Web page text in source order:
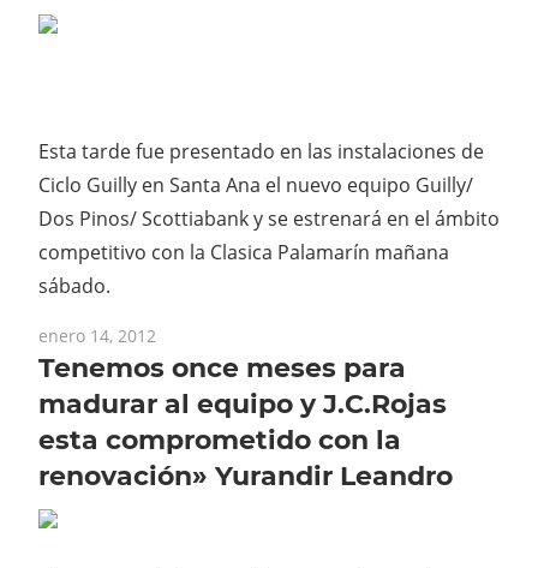
Esta tarde fue presentado en las instalaciones de
Ciclo Guilly en Santa Ana el nuevo equipo Guilly/
Dos Pinos/ Scottiabank y se estrenará en el ámbito
competitivo con la Clasica Palamarín mañana
sábado.
enero 14, 2012
Tenemos once meses para
madurar al equipo y J.C.Rojas
esta comprometido con la
renovación» Yurandir Leandro